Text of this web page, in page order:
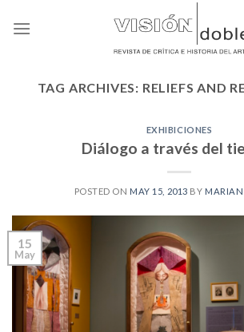
TAG ARCHIVES: RELIEFS AND
EXHIBICIONES
Diálogo a través del
POSTED ON MAY 15, 2013 BY MARIAN
15
May